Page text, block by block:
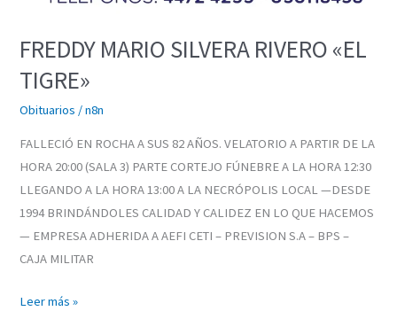
FREDDY MARIO SILVERA RIVERO «EL
TIGRE»
Obituarios /n8n
FALLECIÓ EN ROCHA A SUS 82 AÑOS. VELATORIO A PARTIR DE LA
HORA 20:00 (SALA 3) PARTE CORTEJO FÚNEBRE A LA HORA 12:30
LLEGANDO A LA HORA 13:00 A LA NECRÓPOLIS LOCAL —DESDE
1994 BRINDÁNDOLES CALIDAD Y CALIDEZ EN LO QUE HACEMOS
— EMPRESA ADHERIDA A AEFI CETI – PREVISION S.A – BPS –
CAJA MILITAR
Leer más »